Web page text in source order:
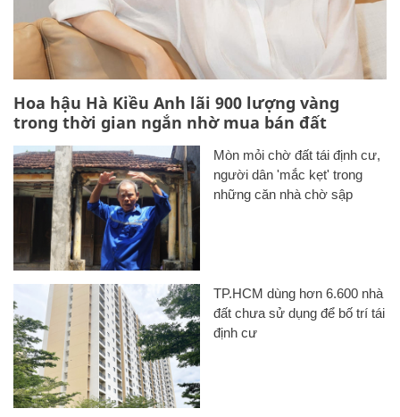
Hoa hậu Hà Kiều Anh lãi 900 lượng vàng
trong thời gian ngắn nhờ mua bán đất
Mòn mỏi chờ đất tái định cư,
người dân 'mắc kẹt' trong
những căn nhà chờ sập
TP.HCM dùng hơn 6.600 nhà
đất chưa sử dụng để bố trí tái
định cư